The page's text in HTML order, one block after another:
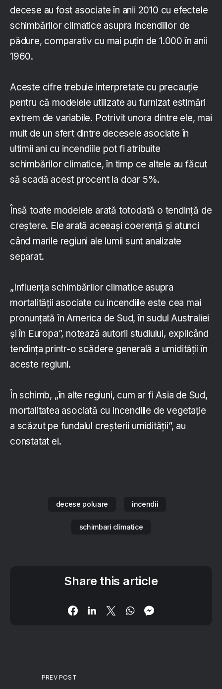
decese au fost asociate în anii 2010 cu efectele
schimbărilor climatice asupra incendiilor de
pădure, comparativ cu mai puţin de 1.000 în anii
1960.
Aceste cifre trebuie interpretate cu precauţie
pentru că modelele utilizate au furnizat estimări
extrem de variabile. Potrivit unora dintre ele, mai
mult de un sfert dintre decesele asociate în
ultimii ani cu incendiile pot fi atribuite
schimbărilor climatice, în timp ce altele au făcut
să scadă acest procent la doar 5%.
Însă toate modelele arată totodată o tendinţă de
creştere. Ele arată aceeaşi coerenţă şi atunci
când marile regiuni ale lumii sunt analizate
separat.
„Influenţa schimbărilor climatice asupra
mortalităţii asociate cu incendiile este cea mai
pronunţată în America de Sud, în sudul Australiei
şi în Europa”, notează autorii studiului, explicând
tendinţa printr-o scădere generală a umidităţii în
aceste regiuni.
În schimb, „în alte regiuni, cum ar fi Asia de Sud,
mortalitatea asociată cu incendiile de vegetaţie
a scăzut pe fundalul creşterii umidităţii”, au
constatat ei.
decese poluare incendii
schimbari climatice
Share this article
PREV POST